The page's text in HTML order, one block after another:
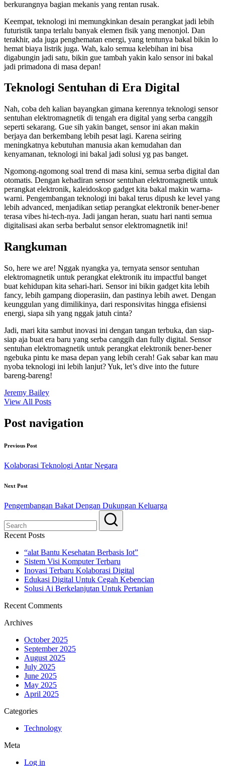
berkurangnya bagian mekanis yang rentan rusak.
Keempat, teknologi ini memungkinkan desain perangkat jadi lebih
futuristik tanpa terlalu banyak elemen fisik yang menonjol. Dan
terakhir, ada juga penghematan energi, yang tentunya bakal bikin lo
hemat biaya listrik juga. Wah, kalo semua kelebihan ini bisa
digabungin jadi satu, bikin gue tambah yakin kalo sensor ini bakal
jadi primadona di masa depan!
Teknologi Sentuhan di Era Digital
Nah, coba deh kalian bayangkan gimana kerennya teknologi sensor
sentuhan elektromagnetik di tengah era digital yang serba canggih
seperti sekarang. Gue sih yakin banget, sensor ini akan makin
berjaya dan berkembang lebih pesat lagi. Karena seiring
meningkatnya kebutuhan manusia akan kemudahan dan
kenyamanan, teknologi ini bakal jadi solusi yg pas banget.
Ngomong-ngomong soal trend di masa kini, semua serba digital dan
otomatis. Dengan kehadiran sensor sentuhan elektromagnetik untuk
perangkat elektronik, kaleidoskop gadget kita bakal makin warna-
warni. Pengembangan teknologi ini bakal terus dipush ke level yang
lebih advanced, menjadikan setiap perangkat elektronik bener-bener
terasa vibes hi-tech-nya. Jadi jangan heran, suatu hari nanti semua
digitalisasi akan serba berbalut sensor elektromagnetik ini!
Rangkuman
So, here we are! Nggak nyangka ya, ternyata sensor sentuhan
elektromagnetik untuk perangkat elektronik itu impactful banget
buat kehidupan kita sehari-hari. Sensor ini bikin gadget kita lebih
fancy, lebih gampang dioperasiin, dan pastinya lebih awet. Dengan
keunggulan yang dimilikinya, dari responsivitas hingga efisiensi
energi, siapa sih yang nggak jatuh cinta?
Jadi, mari kita sambut inovasi ini dengan tangan terbuka, dan siap-
siap aja buat era baru yang serba canggih dan fully digital. Sensor
sentuhan elektromagnetik untuk perangkat elektronik bener-bener
ngebuka pintu ke masa depan yang lebih cerah! Gak sabar kan mau
nyoba teknologi ini lebih lanjut? Yuk, let’s dive into the future
bareng-bareng!
Jeremy Bailey
View All Posts
Post navigation
Previous Post
Kolaborasi Teknologi Antar Negara
Next Post
Pengembangan Bakat Dengan Dukungan Keluarga
Recent Posts
“alat Bantu Kesehatan Berbasis Iot”
Sistem Visi Komputer Terbaru
Inovasi Terbaru Kolaborasi Digital
Edukasi Digital Untuk Cegah Kebencian
Solusi Ai Berkelanjutan Untuk Pertanian
Recent Comments
Archives
October 2025
September 2025
August 2025
July 2025
June 2025
May 2025
April 2025
Categories
Technology
Meta
Log in